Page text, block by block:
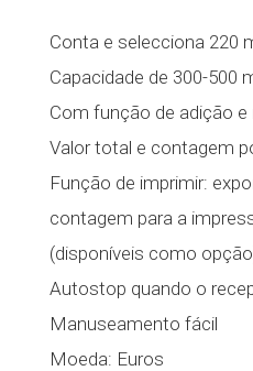
Conta e selecciona 220
Capacidade de 300-500
Com função de adição e
Valor total e contagem
Função de imprimir:
contagem para a
(disponíveis como
Autostop quando o
Manuseamento fácil
Moeda: Euros